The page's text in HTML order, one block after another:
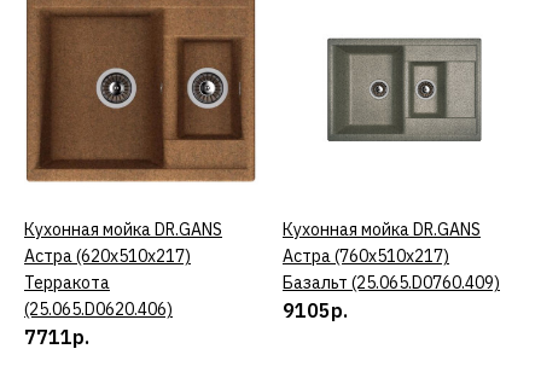
8024р.
КУПИТЬ
ДОБАВИТЬ В ПОЖЕЛАНИЯ
Кухонная мойка DR.GANS
Астра (620х510х217)
КУПИТЬ
Кухонная мойка DR.GANS
Астра (620х510х217)
Терракота
(25.065.D0620.406)
7711р.
КУПИТЬ
Кухонная мойка DR.GANS
Астра (760х510х217)
Базальт (25.065.D0760.409)
9105р.